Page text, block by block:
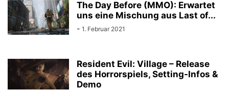
The Day Before (MMO): Erwartet
uns eine Mischung aus Last of...
- 1. Februar 2021
Resident Evil: Village – Release
des Horrorspiels, Setting-Infos &
Demo